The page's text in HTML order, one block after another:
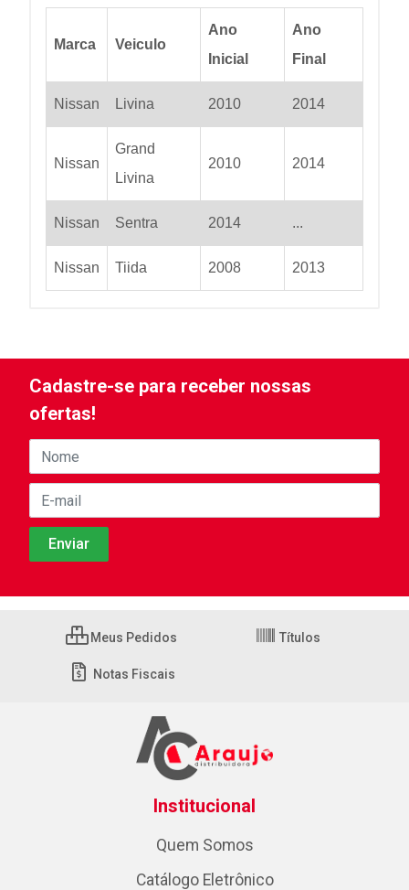
Marca Veiculo
Ano
Inicial
Ano
Final
Nissan Livina 2010 2014
Nissan
Grand
Livina
2010 2014
Nissan Sentra 2014 ...
Nissan Tiida 2008 2013
Cadastre-se para receber nossas
ofertas!
Meus Pedidos Títulos
Notas Fiscais
Institucional
Quem Somos
Catálogo Eletrônico